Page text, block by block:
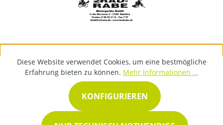
Diese Website verwendet Cookies, um eine bestmögliche
Erfahrung bieten zu können. Mehr Informationen ...
KONFIGURIEREN